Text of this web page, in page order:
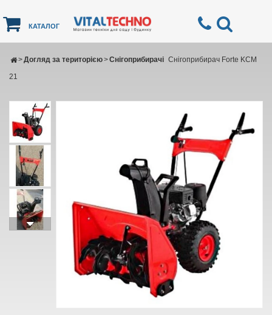
КАТАЛОГ
Догляд за територією
> Снігоприбирачі
>
Снігоприбирач Forte KCM
21